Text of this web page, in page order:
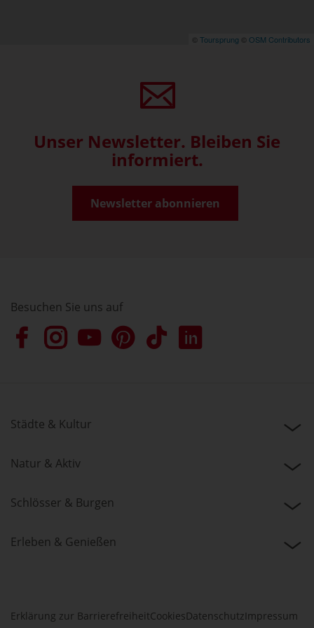
© Toursprung © OSM Contributors
Unser Newsletter. Bleiben Sie
informiert.
Newsletter abonnieren
Besuchen Sie uns auf
Städte & Kultur
Natur & Aktiv
Schlösser & Burgen
Erleben & Genießen
Erklärung zur BarrierefreiheitCookiesDatenschutz Impressum